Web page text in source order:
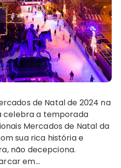
de Natal de 2024 na
celebra a temporada
Mercados de Natal da
sua rica história e
não decepciona.
em…